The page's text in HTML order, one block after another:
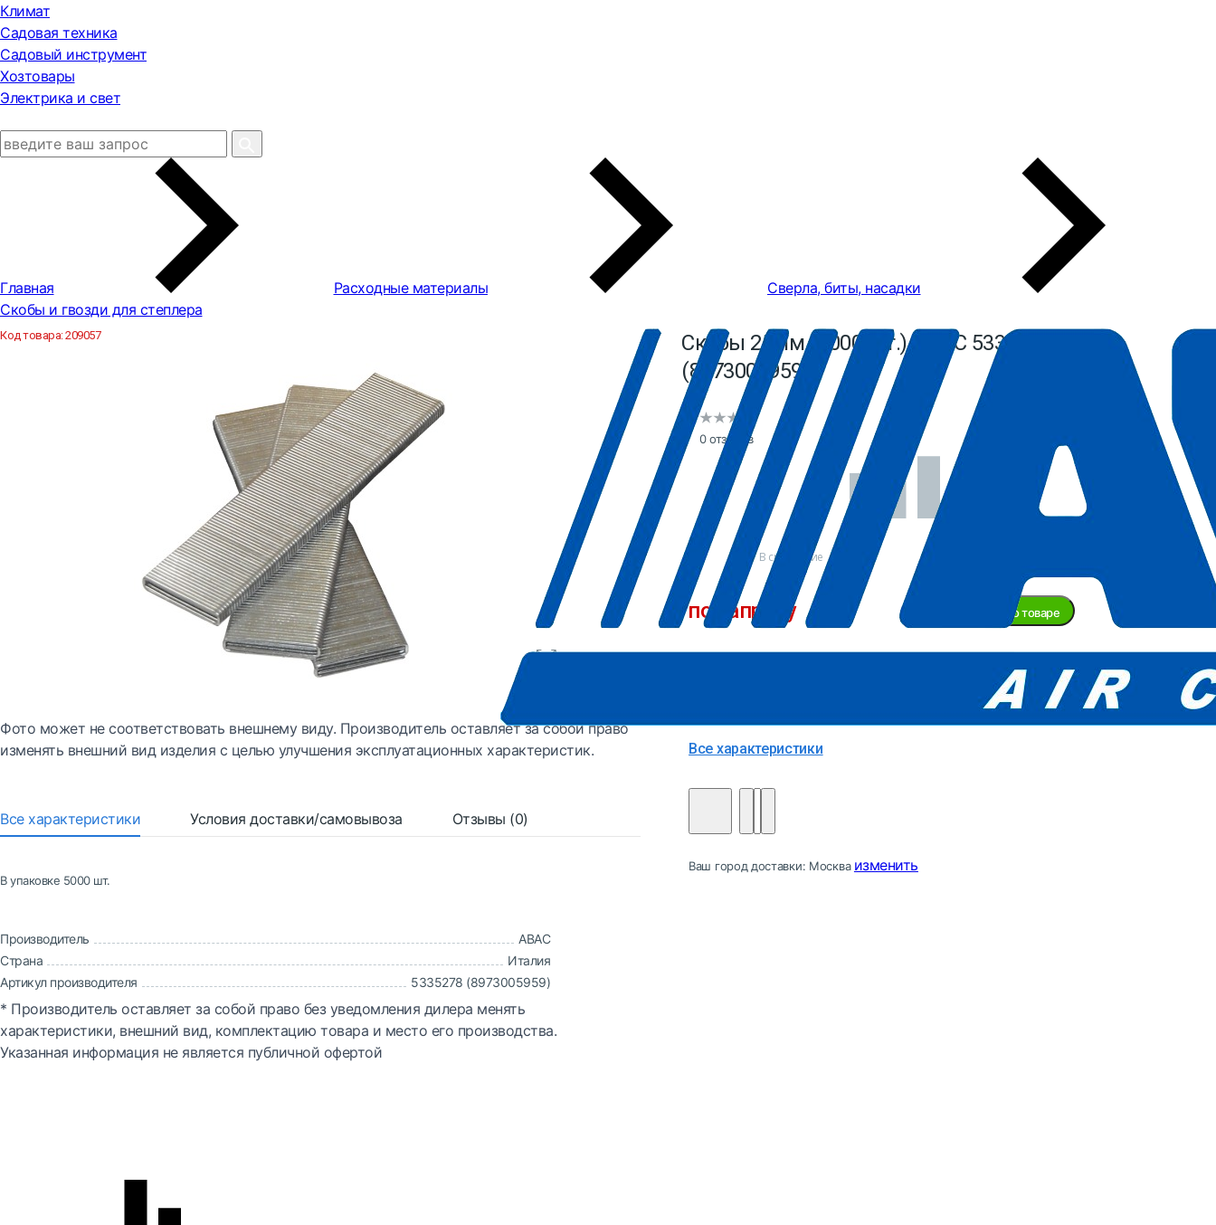
Климат
Садовая техника
Садовый инструмент
Хозтовары
Электрика и свет
Главная Расходные материалы
Сверла, биты, насадки
Скобы и гвозди для степлера
Код товара:209057
Фото может не соответствовать внешнему виду. Производитель оставляет за собой право
изменять внешний вид изделия с целью улучшения эксплуатационных характеристик.
Все характеристики Условия доставки/самовывоза Отзывы (0)
В упаковке 5000 шт.
Производитель
ABAC
Страна
Италия
Артикул производителя
5335278 (8973005959)
* Производитель оставляет за собой право без уведомления дилера менять
характеристики, внешний вид, комплектацию товара и место его производства.
Указанная информация не является публичной офертой
Скобы 25мм (5000 шт.) ABAC 5335278
(8973005959)
0 отзывов
В сравнение
по запросу Задать вопрос о товаре
ABAC
Италия
Все характеристики
Ваш город доставки: Москва изменить